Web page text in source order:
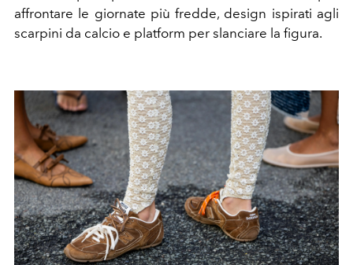
affrontare le giornate più fredde, design ispirati agli
scarpini da calcio e platform per slanciare la figura.